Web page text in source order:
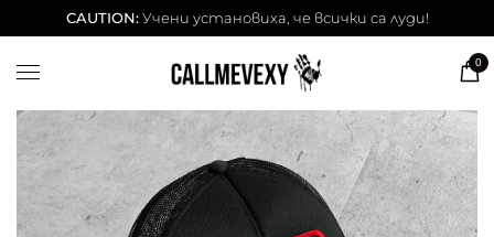
CAUTION:Учени установиха, че всички са луди!
0
ТЕНИСКИ
ЧАШИ
КЕЙСОВЕ
BESTSELLERS